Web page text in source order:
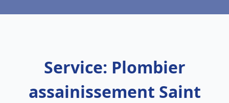
Service: Plombier
assainissement Saint